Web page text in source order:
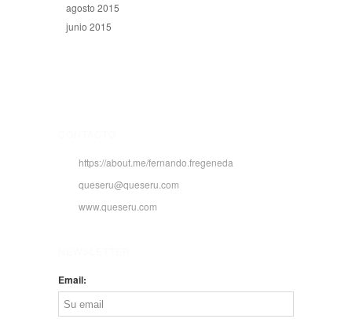
agosto 2015
junio 2015
https://about.me/fernando.fregeneda
queseru@queseru.com
www.queseru.com
Email: